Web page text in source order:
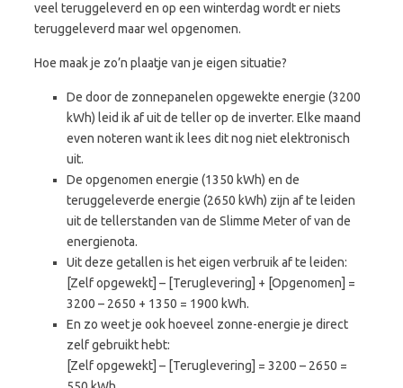
veel teruggeleverd en op een winterdag wordt er niets
teruggeleverd maar wel opgenomen.
Hoe maak je zo’n plaatje van je eigen situatie?
De door de zonnepanelen opgewekte energie (3200
kWh) leid ik af uit de teller op de inverter. Elke maand
even noteren want ik lees dit nog niet elektronisch
uit.
De opgenomen energie (1350 kWh) en de
teruggeleverde energie (2650 kWh) zijn af te leiden
uit de tellerstanden van de Slimme Meter of van de
energienota.
Uit deze getallen is het eigen verbruik af te leiden:
[Zelf opgewekt] – [Teruglevering] + [Opgenomen] =
3200 – 2650 + 1350 = 1900 kWh.
En zo weet je ook hoeveel zonne-energie je direct
zelf gebruikt hebt:
[Zelf opgewekt] – [Teruglevering] = 3200 – 2650 =